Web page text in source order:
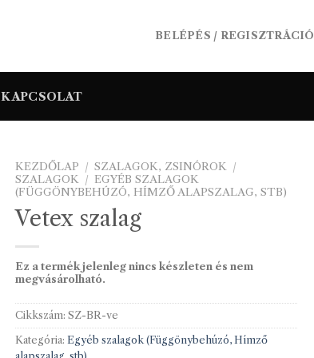
BELÉPÉS / REGISZTRÁCIÓ
KAPCSOLAT
KEZDŐLAP / SZALAGOK, ZSINÓROK /
SZALAGOK / EGYÉB SZALAGOK
(FÜGGÖNYBEHÚZÓ, HÍMZŐ ALAPSZALAG, STB)
Vetex szalag
Ez a termék jelenleg nincs készleten és nem
megvásárolható.
Cikkszám: SZ-BR-ve
Kategória: Egyéb szalagok (Függönybehúzó, Hímző